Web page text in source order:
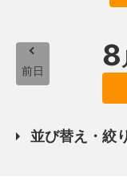
前日 8
並び替え・絞